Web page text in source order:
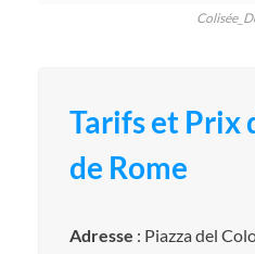
Tarifs et Prix
de Rome
Adresse : Piazza del